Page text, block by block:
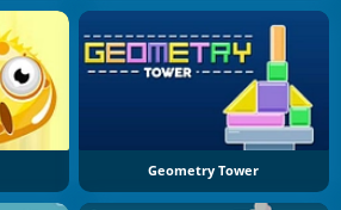
Geometry Tower